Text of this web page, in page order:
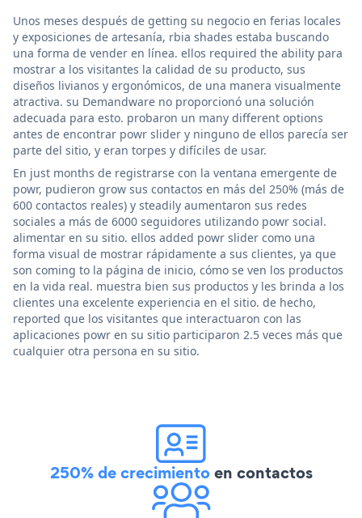
Unos meses después de getting su negocio en ferias locales
y exposiciones de artesanía, rbia shades estaba buscando
una forma de vender en línea. ellos required the ability para
mostrar a los visitantes la calidad de su producto, sus
diseños livianos y ergonómicos, de una manera visualmente
atractiva. su Demandware no proporcionó una solución
adecuada para esto. probaron un many different options
antes de encontrar powr slider y ninguno de ellos parecía ser
parte del sitio, y eran torpes y difíciles de usar.
En just months de registrarse con la ventana emergente de
powr, pudieron grow sus contactos en más del 250% (más de
600 contactos reales) y steadily aumentaron sus redes
sociales a más de 6000 seguidores utilizando powr social.
alimentar en su sitio. ellos added powr slider como una
forma visual de mostrar rápidamente a sus clientes, ya que
son coming to la página de inicio, cómo se ven los productos
en la vida real. muestra bien sus productos y les brinda a los
clientes una excelente experiencia en el sitio. de hecho,
reported que los visitantes que interactuaron con las
aplicaciones powr en su sitio participaron 2.5 veces más que
cualquier otra persona en su sitio.
250% de crecimientoen contactos